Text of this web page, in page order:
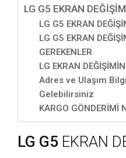
LG G5 EKRAN
LG G5 EKRAN
LG G5 EKRAN
GEREKENLER
LG EKRAN
Adres ve Ulaşım
Gelebilirsiniz
KARGO GÖNDERİMİ
LG G5 EKRAN